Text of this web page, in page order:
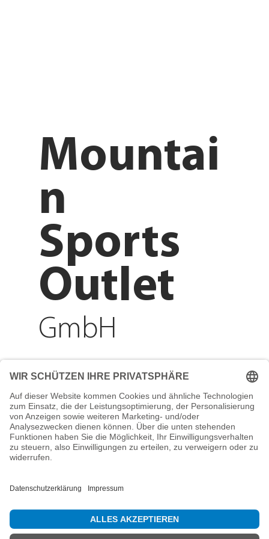
Adresse
Reichenberger Str. 1
84130 Dingolfing
Telefon
info@mountain-sports-
Mountai
n
Sports
Outlet
GmbH